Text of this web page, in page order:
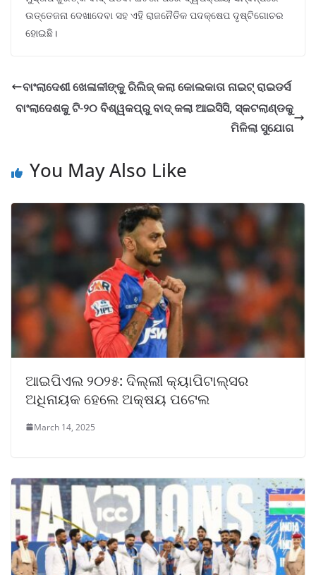
ଉତ୍ତେଜନା ଦେଖାଦେବା ସହ ଏହି ରାଜନୈତିକ ପଦକ୍ଷେପ ଦୃଷ୍ଟିଗୋଚର
ହୋଇଛି।
ବାଂଲାଦେଶୀ ଖେଳାଳୀଙ୍କୁ ରିଲିଜ୍ କଲା କୋଲକାତା ନାଇଟ୍ ରାଇଡର୍ସ
ବାଂଲାଦେଶକୁ ଟି-୨୦ ବିଶ୍ୱକପ୍‌ରୁ ବାଦ୍ କଲା ଆଇସିସି, ସ୍କଟଲାଣ୍ଡକୁ
ମିଳିଲା ସୁଯୋଗ
You May Also Like
ଆଇପିଏଲ ୨୦୨୫: ଦିଲ୍ଲୀ କ୍ୟାପିଟାଲ୍ସର
ଅଧିନାୟକ ହେଲେ ଅକ୍ଷୟ ପଟେଲ
March 14, 2025